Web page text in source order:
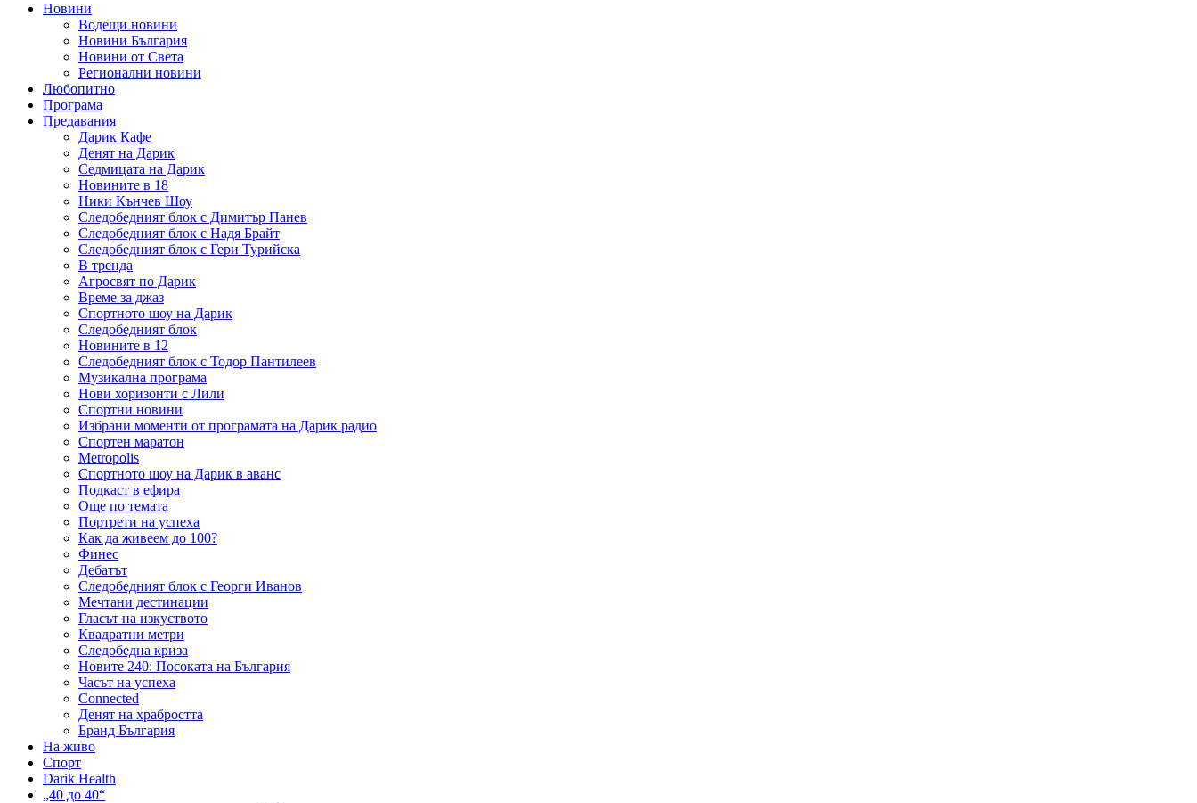
Новини
Водещи новини
Новини България
Новини от Света
Регионални новини
Любопитно
Програма
Предавания
Дарик Кафе
Денят на Дарик
Седмицата на Дарик
Новините в 18
Ники Кънчев Шоу
Следобедният блок с Димитър Панев
Следобедният блок с Надя Брайт
Следобедният блок с Гери Турийска
В тренда
Агросвят по Дарик
Време за джаз
Спортното шоу на Дарик
Следобедният блок
Новините в 12
Следобедният блок с Тодор Пантилеев
Музикална програма
Нови хоризонти с Лили
Спортни новини
Избрани моменти от програмата на Дарик радио
Спортен маратон
Metropolis
Спортното шоу на Дарик в аванс
Подкаст в ефира
Още по темата
Портрети на успеха
Как да живеем до 100?
Финес
Дебатът
Следобедният блок с Георги Иванов
Мечтани дестинации
Гласът на изкуството
Квадратни метри
Следобедна криза
Новите 240: Посоката на България
Часът на успеха
Connected
Денят на храбростта
Бранд България
На живо
Спорт
Darik Health
„40 до 40“